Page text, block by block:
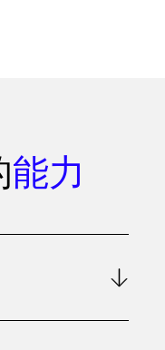
能力